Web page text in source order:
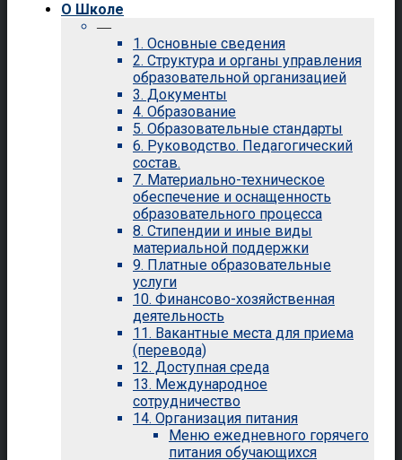
О Школе
—
1. Основные сведения
2. Структура и органы управления
образовательной организацией
3. Документы
4. Образование
5. Образовательные стандарты
6. Руководство. Педагогический
состав.
7. Материально-техническое
обеспечение и оснащенность
образовательного процесса
8. Стипендии и иные виды
материальной поддержки
9. Платные образовательные
услуги
10. Финансово-хозяйственная
деятельность
11. Вакантные места для приема
(перевода)
12. Доступная среда
13. Международное
сотрудничество
14. Организация питания
Меню ежедневного горячего
питания обучающихся